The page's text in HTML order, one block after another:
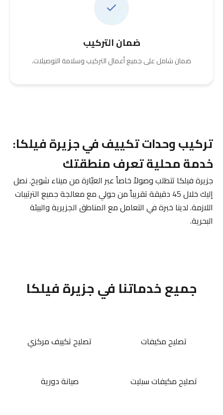
ضمان التركيب
ضمان شامل على جميع أعمال التركيب وسلامة التوصيلات.
تركيب وحدات تكييف في جزيرة فيلكا:
خدمة محلية تعرف منطقتك
جزيرة فيلكا تتطلب وصولاً خاصاً عبر العبّارة من ميناء شويخ. نصل
إليك خلال 45 دقيقة تقريباً من حولي مع معالجة جميع الترتيبات
اللازمة. لدينا خبرة في التعامل مع المناطق الجزيرية والبيئة
البحرية.
جميع خدماتنا في جزيرة فيلكا
تصليح مكيفات تصليح تكييف مركزي
تصليح مكيفات سبليت صيانة دورية